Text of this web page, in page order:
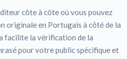
côte à côte où vous pouvez
originale en Portugais à côté de la
facilite la vérification de la
pour votre public spécifique et